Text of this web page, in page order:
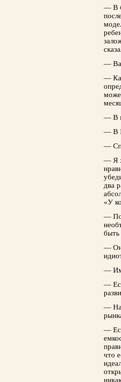
— В
—
—
— В
— В
—
— Я
два
«У
— По
быть
—
—
—
— На
—
что